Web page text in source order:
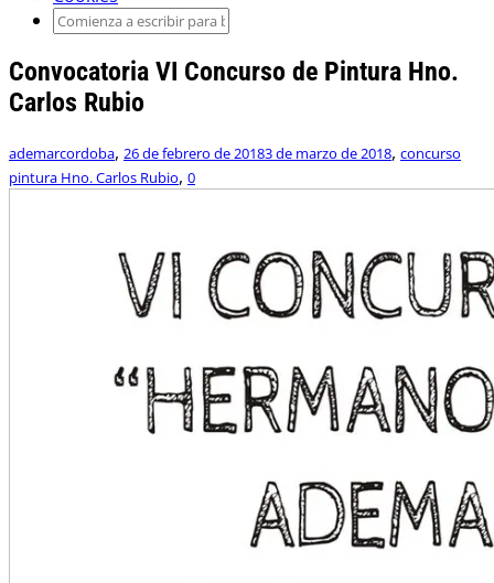
Convocatoria VI Concurso de Pintura Hno.
Carlos Rubio
ademarcordoba, 26 de febrero de 20183 de marzo de 2018, concurso
pintura Hno. Carlos Rubio, 0